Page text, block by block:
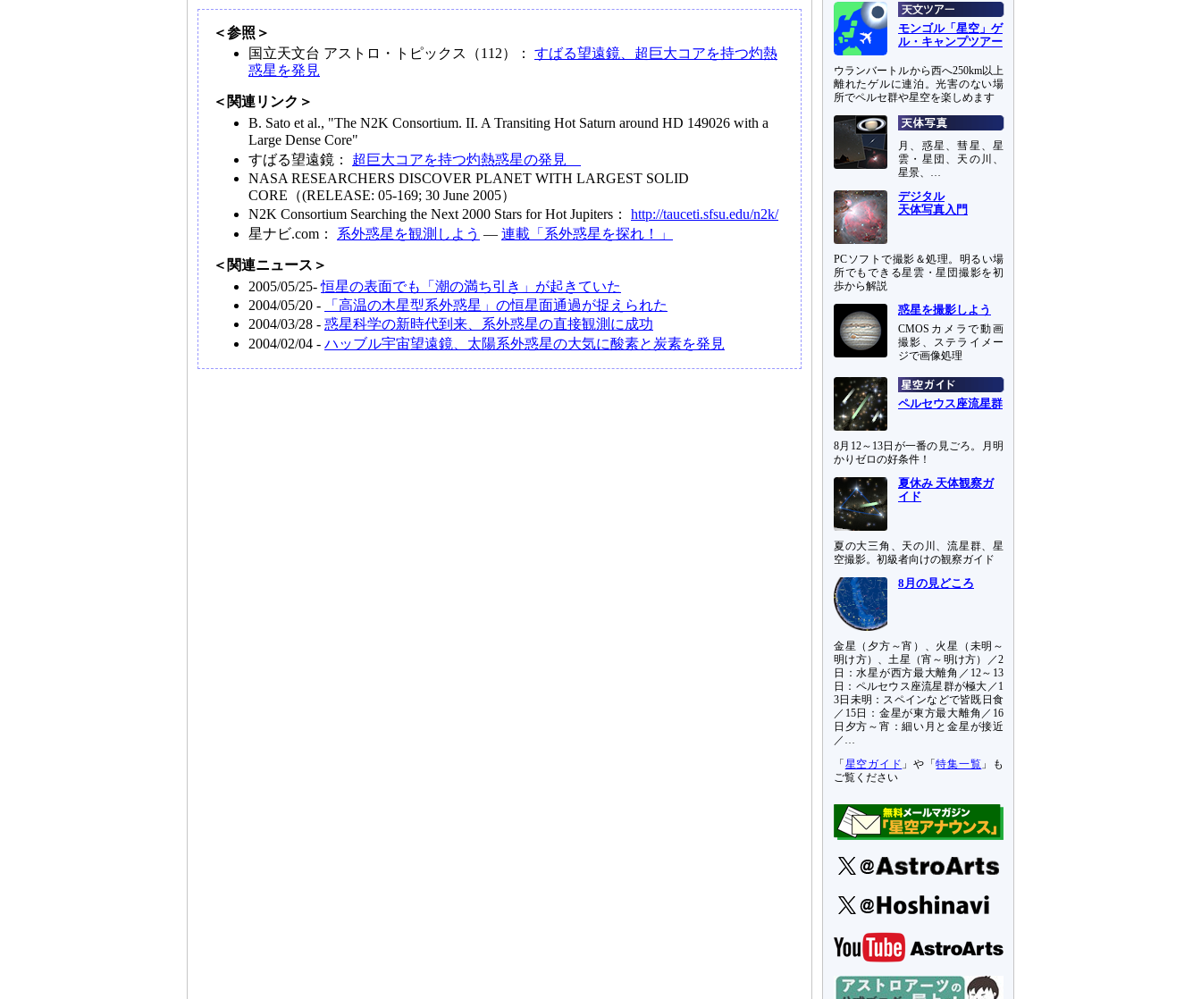
＜参照＞
国立天文台 アストロ・トピックス（112）： すばる望遠鏡、超巨大コアを持つ灼熱
惑星を発見
＜関連リンク＞
B. Sato et al., "The N2K Consortium. II. A Transiting Hot Saturn around HD 149026 with a
Large Dense Core"
すばる望遠鏡： 超巨大コアを持つ灼熱惑星の発見
NASA RESEARCHERS DISCOVER PLANET WITH LARGEST SOLID
CORE（(RELEASE: 05-169; 30 June 2005）
N2K Consortium Searching the Next 2000 Stars for Hot Jupiters： http://tauceti.sfsu.edu/n2k/
星ナビ.com： 系外惑星を観測しよう ― 連載「系外惑星を探れ！」
＜関連ニュース＞
2005/05/25-恒星の表面でも「潮の満ち引き」が起きていた
2004/05/20 -
「高温の木星型系外惑星」の恒星面通過が捉えられた
2004/03/28 - 惑星科学の新時代到来、系外惑星の直接観測に成功
2004/02/04 - ハッブル宇宙望遠鏡、太陽系外惑星の大気に酸素と炭素を発見
モンゴル「星空」ゲ
ル・キャンプツアー
ウランバートルから西へ250km以上
離れたゲルに連泊。光害のない場
所でペルセ群や星空を楽しめます
月、惑星、彗星、星
雲・星団、天の川、
星景、…
デジタル
天体写真入門
PCソフトで撮影＆処理。明るい場
所でもできる星雲・星団撮影を初
歩から解説
惑星を撮影しよう
CMOSカメラで動画
撮影、ステライメー
ジで画像処理
ペルセウス座流星群
8月12～13日が一番の見ごろ。月明
かりゼロの好条件！
夏休み 天体観察ガ
イド
夏の大三角、天の川、流星群、星
空撮影。初級者向けの観察ガイド
8月の見どころ
金星（夕方～宵）、火星（未明～
明け方）、土星（宵～明け方）／2
日：水星が西方最大離角／12～13
日：ペルセウス座流星群が極大／1
3日未明：スペインなどで皆既日食
／15日：金星が東方最大離角／16
日夕方～宵：細い月と金星が接近
／…
「 星空ガイド 」や「特集一覧 」も
ご覧ください